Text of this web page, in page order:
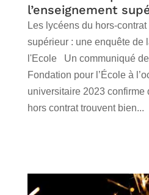
l’enseignement
Les lycéens du hors-
supérieur : une enquête de
l'Ecole Un communiqué
Fondation pour l’École à
universitaire 2023 confirme
hors contrat trouvent bien...